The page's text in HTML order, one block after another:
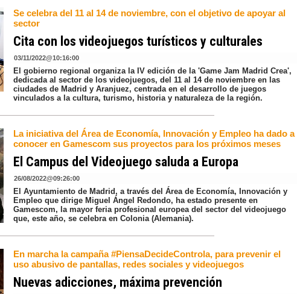
Se celebra del 11 al 14 de noviembre, con el objetivo de apoyar al
sector
Cita con los videojuegos turísticos y culturales
03/11/2022@10:16:00
El gobierno regional organiza la IV edición de la 'Game Jam Madrid Crea',
dedicada al sector de los videojuegos, del 11 al 14 de noviembre en las
ciudades de Madrid y Aranjuez, centrada en el desarrollo de juegos
vinculados a la cultura, turismo, historia y naturaleza de la región.
La iniciativa del Área de Economía, Innovación y Empleo ha dado a
conocer en Gamescom sus proyectos para los próximos meses
El Campus del Videojuego saluda a Europa
26/08/2022@09:26:00
El Ayuntamiento de Madrid, a través del Área de Economía, Innovación y
Empleo que dirige Miguel Ángel Redondo, ha estado presente en
Gamescom, la mayor feria profesional europea del sector del videojuego
que, este año, se celebra en Colonia (Alemania).
En marcha la campaña #PiensaDecideControla, para prevenir el
uso abusivo de pantallas, redes sociales y videojuegos
Nuevas adicciones, máxima prevención